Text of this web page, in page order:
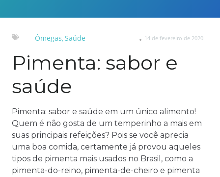
Ômegas, Saúde 14 de fevereiro de 2020
Pimenta: sabor e
saúde
Pimenta: sabor e saúde em um único alimento!
Quem é não gosta de um temperinho a mais em
suas principais refeições? Pois se você aprecia
uma boa comida, certamente já provou aqueles
tipos de pimenta mais usados no Brasil, como a
pimenta-do-reino, pimenta-de-cheiro e pimenta